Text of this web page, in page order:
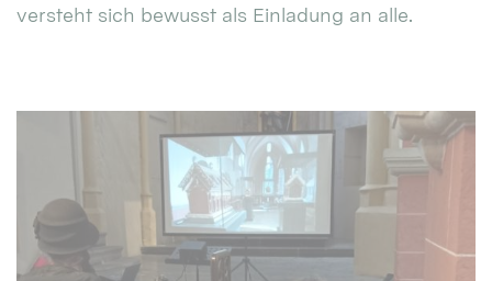
versteht sich bewusst als Einladung an alle.